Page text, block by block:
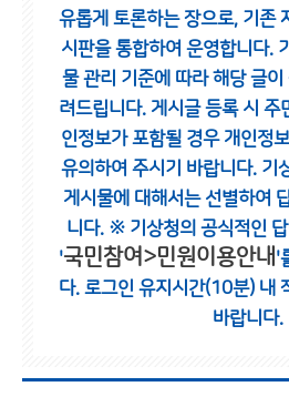
유롭게 토론하는 장으로, 기존
시판을 통합하여 운영합니다.
물 관리 기준에 따라 해당 글
려드립니다. 게시글 등록 시 주
인정보가 포함될 경우 개인정
유의하여 주시기 바랍니다. 기
게시물에 대해서는 선별하여
니다. ※ 기상청의 공식적인
'국민참여>민원이용안내 '
다. 로그인 유지시간(10분) 내
바랍니다.